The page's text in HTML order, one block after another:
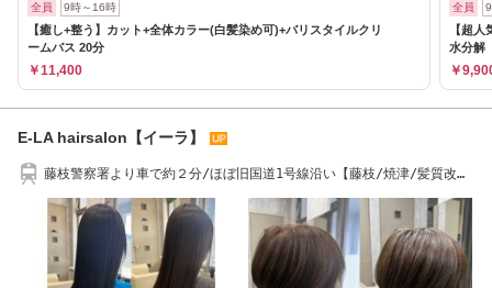
全員 9時～16時
【癒し+整う】カット+全体カラー(白髪染め可)+バリスタイルクリ
ームバス 20分
￥11,400
全員
【超
水分解
￥
E-LA hairsalon【イーラ】
藤枝警察署より車で約２分/ほぼ旧国道1号線沿い【藤枝/焼津/髪質改